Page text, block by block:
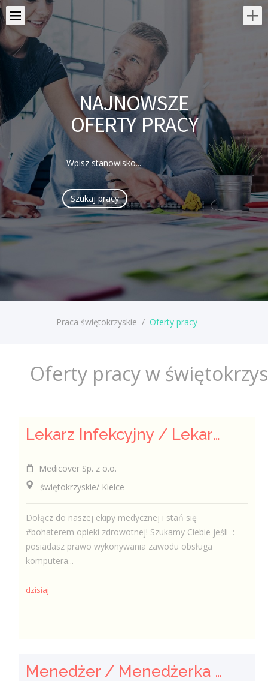
NAJNOWSZE
OFERTY PRACY
Praca świętokrzyskie / Oferty pracy
Oferty pracy w
Lekarz Infekcyjny / Lekarka Infekcyjna
Medicover Sp. z o.o.
świętokrzyskie/ Kielce
Dołącz do naszej ekipy medycznej i stań się
#bohaterem opieki zdrowotnej! Szukamy Ciebie jeśli ​ :
posiadasz prawo wykonywania zawodu obsługa
komputera...
dzisiaj
Menedżer / Menedżerka Zespołu Strategii Komercyjnej i Kontraktowania